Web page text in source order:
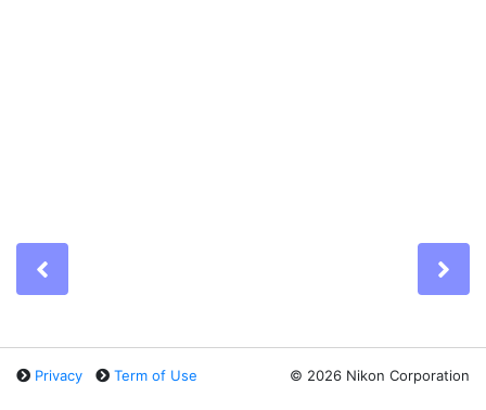
Privacy Term of Use © 2026 Nikon Corporation